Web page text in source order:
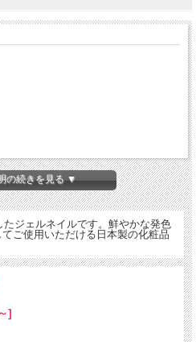
の続きを見る ▼
ジェルネイルです。鮮やかな発色
ご使用いただける日本製の化粧品
]